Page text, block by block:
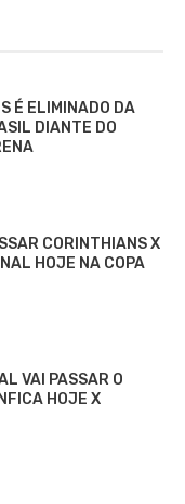
É ELIMINADO DA
DIANTE DO
CORINTHIANS X
HOJE NA COPA
VAI PASSAR O
HOJE X